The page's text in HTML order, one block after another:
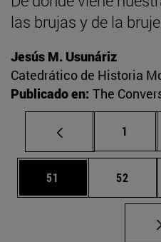
las brujas y de la
Jesús M. Usunáriz
Catedrático de Historia
Publicado en: The
Página
1
Página
51 Página
52